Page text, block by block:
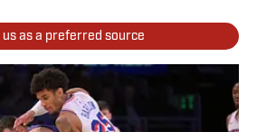
us as a preferred source